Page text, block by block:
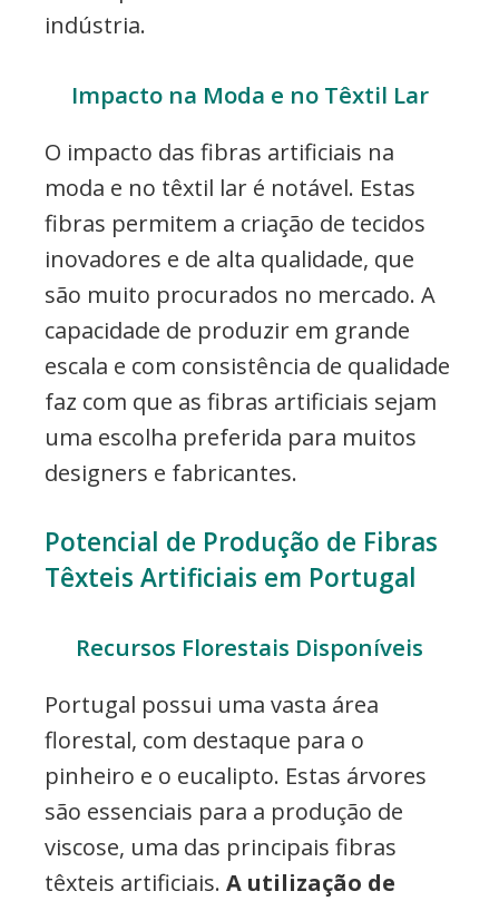
indústria.
Impacto na Moda e no Têxtil Lar
O impacto das fibras artificiais na
moda e no têxtil lar é notável. Estas
fibras permitem a criação de tecidos
inovadores e de alta qualidade, que
são muito procurados no mercado. A
capacidade de produzir em grande
escala e com consistência de qualidade
faz com que as fibras artificiais sejam
uma escolha preferida para muitos
designers e fabricantes.
Potencial de Produção de Fibras
Têxteis Artificiais em Portugal
Recursos Florestais Disponíveis
Portugal possui uma vasta área
florestal, com destaque para o
pinheiro e o eucalipto. Estas árvores
são essenciais para a produção de
viscose, uma das principais fibras
têxteis artificiais. A utilização de